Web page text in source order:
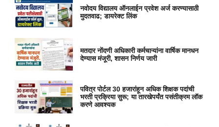
नवोदय विद्यालय ऑनलाईन प्रवेश अर्ज करण्यासाठी
मुदतवाढ; डायरेक्ट लिंक
मतदार नोंदणी अधिकारी कर्मचाऱ्यांना वार्षिक मानधन
देण्यास मंजूरी, शासन निर्णय जारी
पवित्र पोर्टल 30 हजारांहून अधिक शिक्षक पदांची
भरती प्रक्रिया सुरू; या तारखेपर्यंत पसंतीक्रम लॉक
करणे आवश्यक